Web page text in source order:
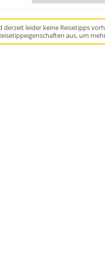
derzeit leider keine Reisetipps
aus, um